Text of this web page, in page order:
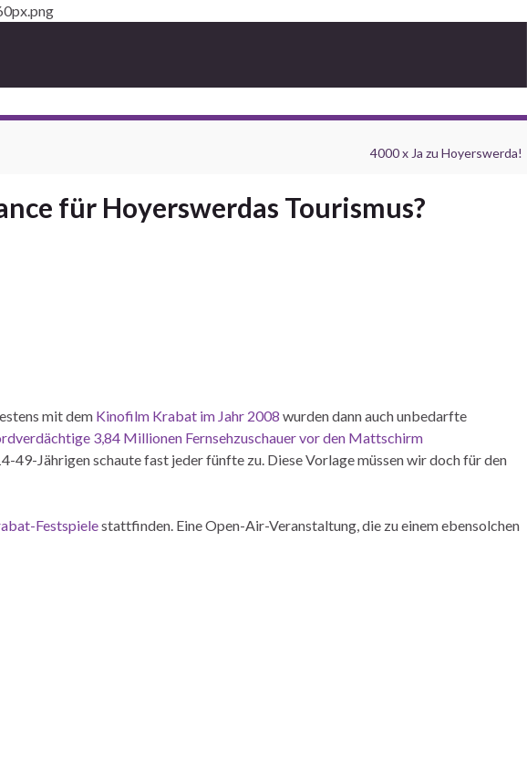
4000 x Ja zu Hoyerswerda!
für Hoyerswerdas Tourismus?
mit dem Kinofilm Krabat im Jahr 2008 wurden dann auch unbedarfte
3,84 Millionen Fernsehzuschauer vor den Mattschirm
Jährigen schaute fast jeder fünfte zu. Diese Vorlage müssen wir doch für den
Festspielestattfinden. Eine Open-Air-Veranstaltung, die zu einem ebensolchen